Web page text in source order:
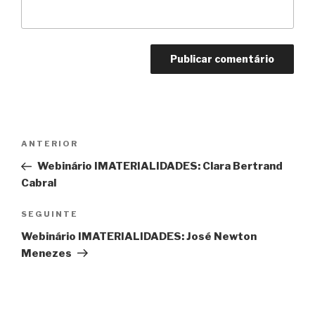
artigos
Conteúdo
anterior
ANTERIOR
Webinário IMATERIALIDADES: Clara Bertrand
Cabral
Conteúdo
seguinte
SEGUINTE
Webinário IMATERIALIDADES: José Newton
Menezes